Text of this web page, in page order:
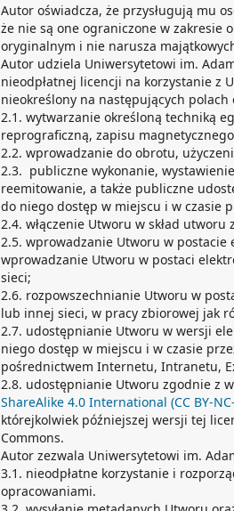
Autor oświadcza, że przysługują mu
że nie są one ograniczone w zakresie
oryginalnym i nie narusza
Autor udziela Uniwersytetowi im.
nieodpłatnej licencji na korzystanie z
nieokreślony na następujących polach
2.1. wytwarzanie określoną techniką
reprograficzną, zapisu
2.2. wprowadzanie do obrotu,
2.3. publiczne wykonanie,
reemitowanie, a także publiczne
do niego dostęp w miejscu i w czasie
2.4. włączenie Utworu w skład utworu
2.5. wprowadzanie Utworu w
wprowadzanie Utworu w postaci
sieci;
2.6. rozpowszechnianie Utworu w
lub innej sieci, w pracy zbiorowej jak
2.7. udostępnianie Utworu w wersji
niego dostęp w miejscu i w czasie
pośrednictwem Internetu, Intranetu,
2.8. udostępnianie Utworu zgodnie z
ShareAlike 4.0 International (CC BY-
którejkolwiek późniejszej wersji tej
Commons.
Autor zezwala Uniwersytetowi im.
3.1. nieodpłatne korzystanie i
opracowaniami.